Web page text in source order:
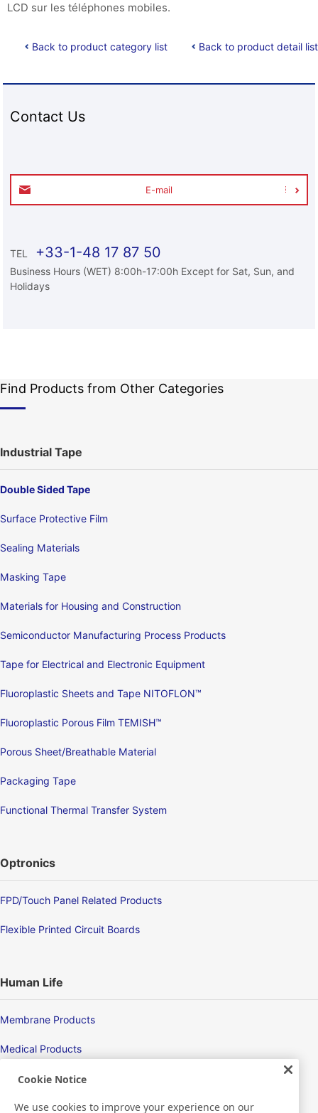
LCD sur les téléphones mobiles.
Back to product category list Back to product detail list
Contact Us
E-mail
TEL +33-1-48 17 87 50
Business Hours (WET) 8:00h-17:00h Except for Sat, Sun, and
Holidays
Find Products from Other Categories
Industrial Tape
Double Sided Tape
Surface Protective Film
Sealing Materials
Masking Tape
Materials for Housing and Construction
Semiconductor Manufacturing Process Products
Tape for Electrical and Electronic Equipment
Fluoroplastic Sheets and Tape NITOFLON™
Fluoroplastic Porous Film TEMISH™
Porous Sheet/Breathable Material
Packaging Tape
Functional Thermal Transfer System
Optronics
FPD/Touch Panel Related Products
Flexible Printed Circuit Boards
Human Life
Membrane Products
Medical Products
Hygiene
Cookie Notice
We use cookies to improve your experience on our